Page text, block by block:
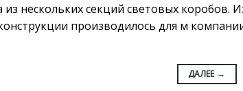
нескольких секций световых коробов.
производилось для м
ДАЛЕЕ →